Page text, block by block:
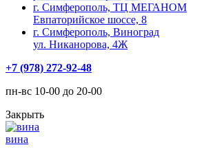
г. Симферополь, ТЦ МЕГАНОМ
Евпаторийское шоссе, 8
г. Симферополь, Виноград
ул. Никанорова, 4Ж
+7 (978) 272-92-48
пн-вс 10-00 до 20-00
Закрыть
вина